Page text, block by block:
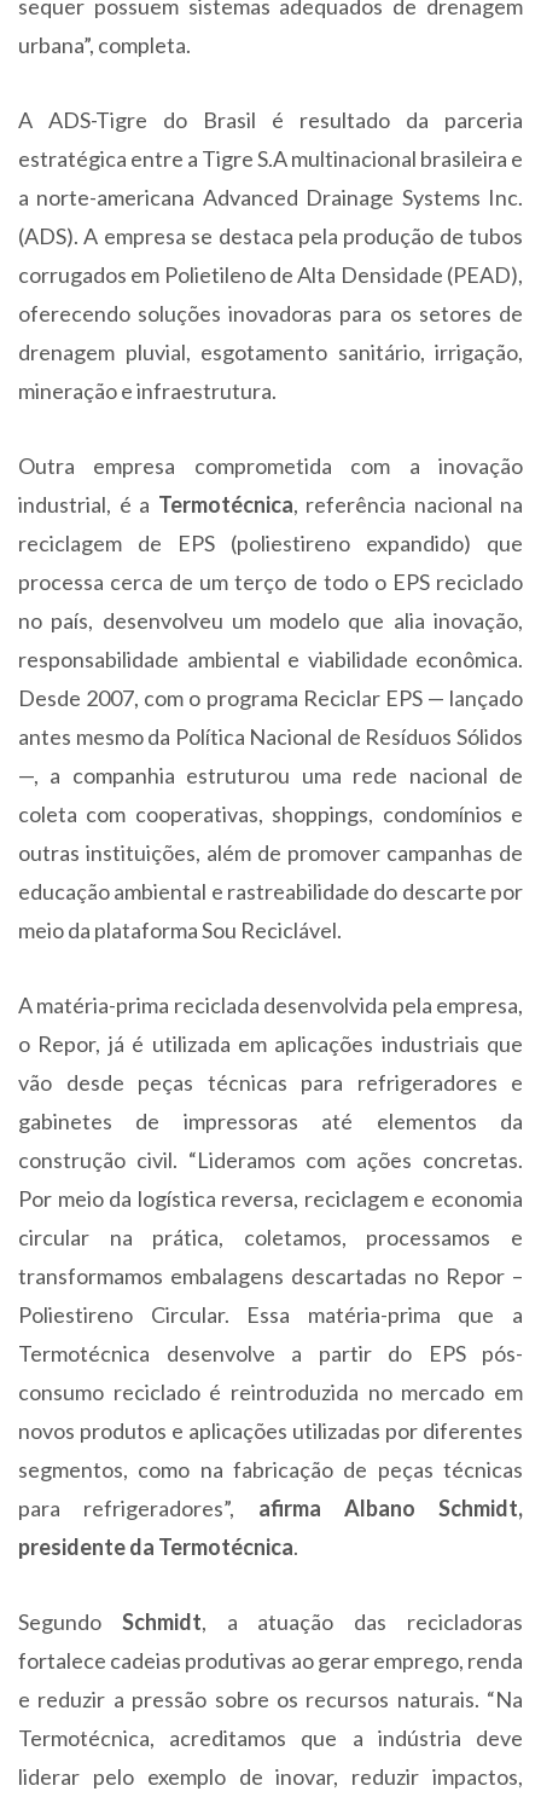
sequer possuem sistemas adequados de drenagem
urbana”, completa.
A ADS-Tigre do Brasil é resultado da parceria
estratégica entre a Tigre S.A multinacional brasileira e
a norte-americana Advanced Drainage Systems Inc.
(ADS). A empresa se destaca pela produção de tubos
corrugados em Polietileno de Alta Densidade (PEAD),
oferecendo soluções inovadoras para os setores de
drenagem pluvial, esgotamento sanitário, irrigação,
mineração e infraestrutura.
Outra empresa comprometida com a inovação
industrial, é a Termotécnica, referência nacional na
reciclagem de EPS (poliestireno expandido) que
processa cerca de um terço de todo o EPS reciclado
no país, desenvolveu um modelo que alia inovação,
responsabilidade ambiental e viabilidade econômica.
Desde 2007, com o programa Reciclar EPS — lançado
antes mesmo da Política Nacional de Resíduos Sólidos
—, a companhia estruturou uma rede nacional de
coleta com cooperativas, shoppings, condomínios e
outras instituições, além de promover campanhas de
educação ambiental e rastreabilidade do descarte por
meio da plataforma Sou Reciclável.
A matéria-prima reciclada desenvolvida pela empresa,
o Repor, já é utilizada em aplicações industriais que
vão desde peças técnicas para refrigeradores e
gabinetes de impressoras até elementos da
construção civil. “Lideramos com ações concretas.
Por meio da logística reversa, reciclagem e economia
circular na prática, coletamos, processamos e
transformamos embalagens descartadas no Repor –
Poliestireno Circular. Essa matéria-prima que a
Termotécnica desenvolve a partir do EPS pós-
consumo reciclado é reintroduzida no mercado em
novos produtos e aplicações utilizadas por diferentes
segmentos, como na fabricação de peças técnicas
para refrigeradores”, afirma Albano Schmidt,
presidente da Termotécnica.
Segundo Schmidt, a atuação das recicladoras
fortalece cadeias produtivas ao gerar emprego, renda
e reduzir a pressão sobre os recursos naturais. “Na
Termotécnica, acreditamos que a indústria deve
liderar pelo exemplo de inovar, reduzir impactos,